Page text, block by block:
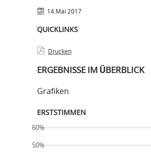
14.Mai 2017
QUICKLINKS
Drucken
ERGEBNISSE IM ÜBERBLICK
Grafiken
ERSTSTIMMEN
60%
50%